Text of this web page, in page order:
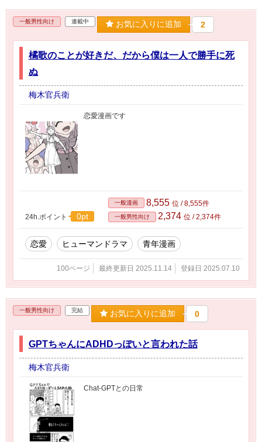
一般男性向け 連載中 お気に入りに追加 2
橘歌のことが好きだ、だから僕は一人で勝手に死
ぬ
梅木官兵衛
恋愛漫画です
24h.ポイント 0pt
一般漫画 8,555 位 / 8,555件
一般男性向け 2,374 位 / 2,374件
恋愛 ヒューマンドラマ 青年漫画
100ページ 最終更新日 2025.11.14 登録日 2025.07.10
一般男性向け 完結 お気に入りに追加 0
GPTちゃんにADHDっぽいと言われた話
梅木官兵衛
Chat-GPTとの日常